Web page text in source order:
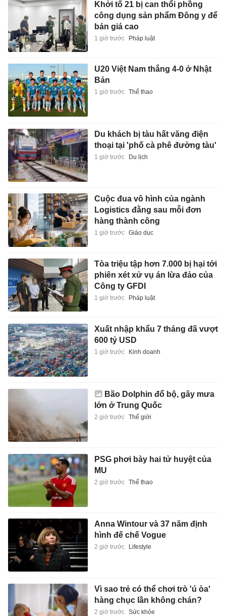
Khởi tố 21 bị can thổi phồng
công dụng sản phẩm Đông y để
bán giá cao
1 giờ trước Pháp luật
U20 Việt Nam thắng 4-0 ở Nhật
Bản
1 giờ trước Thể thao
Du khách bị tàu hất văng điện
thoại tại 'phố cà phê đường tàu'
1 giờ trước Du lịch
Cuộc đua vô hình của ngành
Logistics đằng sau mỗi đơn
hàng thành công
1 giờ trước Giáo dục
Tòa triệu tập hơn 7.000 bị hại tới
phiên xét xử vụ án lừa đảo của
Công ty GFDI
1 giờ trước Pháp luật
Xuất nhập khẩu 7 tháng đã vượt
600 tỷ USD
1 giờ trước Kinh doanh
Bão Dolphin đổ bộ, gây mưa
lớn ở Trung Quốc
2 giờ trước Thế giới
PSG phơi bày hai tử huyệt của
MU
2 giờ trước Thể thao
Anna Wintour và 37 năm định
hình đế chế Vogue
2 giờ trước Lifestyle
Vì sao trẻ có thể chơi trò 'ú òa'
hàng chục lần không chán?
2 giờ trước Sức khỏe